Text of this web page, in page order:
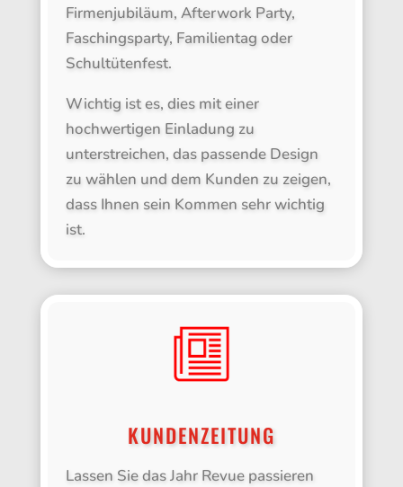
Firmenjubiläum, Afterwork Party,
Faschingsparty, Familientag oder
Schultütenfest.
Wichtig ist es, dies mit einer
hochwertigen Einladung zu
unterstreichen, das passende Design
zu wählen und dem Kunden zu zeigen,
dass Ihnen sein Kommen sehr wichtig
ist.
KUNDENZEITUNG
Lassen Sie das Jahr Revue passieren